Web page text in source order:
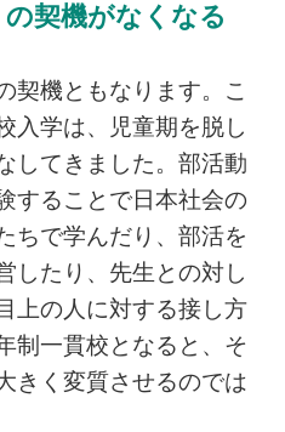
の契機がなくなる
機ともなります。こ
入学は、児童期を脱し
してきました。部活動
することで日本社会の
ちで学んだり、部活を
したり、先生との対し
上の人に対する接し方
制一貫校となると、そ
きく変質させるのでは